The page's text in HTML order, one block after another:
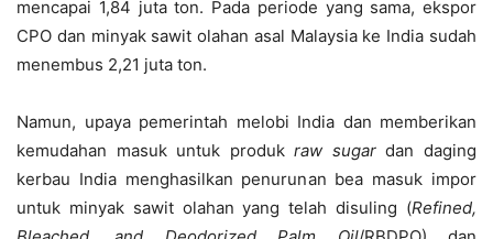
mencapai 1,84 juta ton. Pada periode yang sama, ekspor
CPO dan minyak sawit olahan asal Malaysia ke India sudah
menembus 2,21 juta ton.
Namun, upaya pemerintah melobi India dan memberikan
kemudahan masuk untuk produkraw sugardan daging
kerbau India menghasilkan penurunan bea masuk impor
untuk minyak sawit olahan yang telah disuling (Refined,